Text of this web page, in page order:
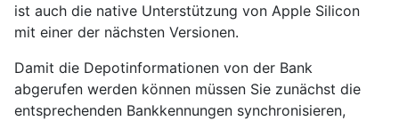
ist auch die native Unterstützung von Apple Silicon
mit einer der nächsten Versionen.
Damit die Depotinformationen von der Bank
abgerufen werden können müssen Sie zunächst die
entsprechenden Bankkennungen synchronisieren,